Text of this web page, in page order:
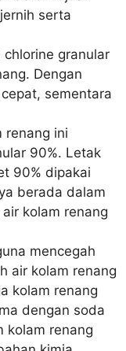
serta
granular
Dengan
sementara
renang ini
90%. Letak
90% dipakai
berada dalam
kolam renang
mencegah
air kolam renang
kolam renang
dengan soda
kolam renang